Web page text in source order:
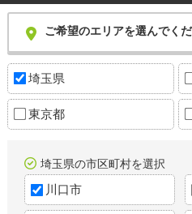
ご希望のエリアを選んでく
埼玉県
東京都
埼玉県の市区町村を選択
川口市